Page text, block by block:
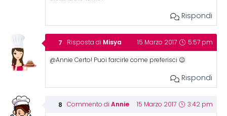
Rispondi
Risposta di Misya 15 Marzo 2017 5:57 pm
@Annie Certo! Puoi farcirle come preferisci 😉
Rispondi
Commento di Annie 15 Marzo 2017 3:42 pm